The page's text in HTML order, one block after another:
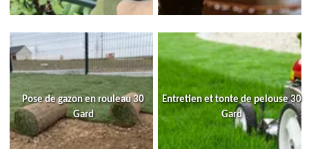
Pose de gazon en rouleau 30
Gard
Entretien et tonte de pelouse 30
Gard